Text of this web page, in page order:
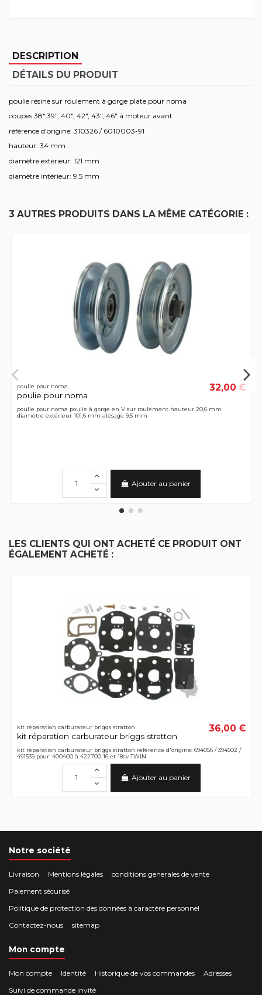
DESCRIPTION
DÉTAILS DU PRODUIT
poulie résine sur roulement à gorge plate pour noma
coupes 38",39", 40", 42", 43", 46" à moteur avant
référence d'origine: 310326 / 6010003-91
hauteur: 34 mm
diamètre extérieur: 121 mm
diamètre intérieur: 9,5 mm
3 AUTRES PRODUITS DANS LA MÊME CATÉGORIE :
poulie pour noma
poulie pour noma
32,00 €
poulie pour noma poulie à gorge en V sur roulement hauteur 20,6 mm
diamètre extérieur 101,6 mm alésage 9,5 mm
Ajouter au panier
LES CLIENTS QUI ONT ACHETÉ CE PRODUIT ONT
ÉGALEMENT ACHETÉ :
kit réparation carburateur briggs stratton
kit réparation carburateur briggs stratton
36,00 €
kit réparation carburateur briggs stratton référence d'origine: 694056 / 394502 /
491539 pour: 400400 à 422700 16 et 18cv TWIN
Ajouter au panier
Notre société
Livraison Mentions légales
conditions generales de vente
Paiement sécurisé
Politique de protection des données à caractère personnel
Contactez-nous
sitemap
Mon compte
Mon compte Identité Historique de vos commandes
Adresses
Suivi de commande invité